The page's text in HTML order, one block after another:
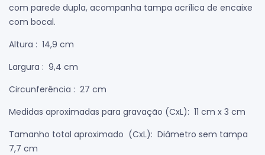
com parede dupla, acompanha tampa acrílica de encaixe
com bocal.
Altura : 14,9 cm
Largura : 9,4 cm
Circunferência : 27 cm
Medidas aproximadas para gravação (CxL): 11 cm x 3 cm
Tamanho total aproximado (CxL): Diâmetro sem tampa
7,7 cm